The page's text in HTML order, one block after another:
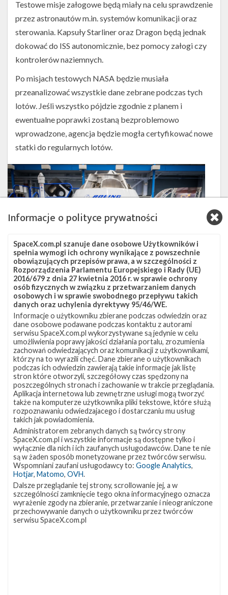
Testowe misje załogowe będą miały na celu sprawdzenie
przez astronautów m.in. systemów komunikacji oraz
sterowania. Kapsuły Starliner oraz Dragon będą jednak
dokować do ISS autonomicznie, bez pomocy załogi czy
kontrolerów naziemnych.
Po misjach testowych NASA będzie musiała
przeanalizować wszystkie dane zebrane podczas tych
lotów. Jeśli wszystko pójdzie zgodnie z planem i
ewentualne poprawki zostaną bezproblemowo
wprowadzone, agencja będzie mogła certyfikować nowe
statki do regularnych lotów.
Astronauci Josh Cassada oraz Sunita Williams na tle kapsuły CST-
100 Starliner (Źródło: NASA)
Podczas pierwszej „prawdziwej” misji Boeinga, na
pokładzie statku Starliner znajdzie się dwoje
amerykańskich astronautów – Josh Cassada oraz Sunita
Williams.
Josh A. Cassada służył w US Navy jako pilot. Jego nalot
osiągnął poziom ponad 3500 godzin na 40 typach
statków powietrznych. Dotychczas nie brał udziału w
misjach kosmicznych.
Sunita L. Williams była pilotem wojskowym, służyła w
United States Navy. W roku 1998 została
wyselekcjonowana jako astronautka NASA. Brała udział
w dwóch misjach kosmicznych. Była członkiem
Informacje o polityce prywatności
SpaceX.com.pl szanuje dane osobowe Użytkowników i
spełnia wymogi ich ochrony wynikające z powszechnie
obowiązujących przepisów prawa, a w szczególności z
Rozporządzenia Parlamentu Europejskiego i Rady (UE)
2016/679 z dnia 27 kwietnia 2016 r. w sprawie ochrony
osób fizycznych w związku z przetwarzaniem danych
osobowych i w sprawie swobodnego przepływu takich
danych oraz uchylenia dyrektywy 95/46/WE.
Informacje o użytkowniku zbierane podczas odwiedzin oraz
dane osobowe podawane podczas kontaktu z autorami
serwisu SpaceX.com.pl wykorzystywane są jedynie w celu
umożliwienia poprawy jakości działania portalu, zrozumienia
zachowań odwiedzających oraz komunikacji z użytkownikami,
którzy na to wyrazili chęć. Dane zbierane o użytkownikach
podczas ich odwiedzin zawierają takie informacje jak listę
stron które otworzyli, szczegółowy czas spędzony na
poszczególnych stronach i zachowanie w trakcie przeglądania.
Aplikacja internetowa lub zewnętrzne usługi mogą tworzyć
także na komputerze użytkownika pliki tekstowe, które służą
rozpoznawaniu odwiedzajacego i dostarczaniu mu usług
takich jak powiadomienia.
Administratorem zebranych danych są twórcy strony
SpaceX.com.pl i wszystkie informacje są dostępne tylko i
wyłącznie dla nich i ich zaufanych usługodawców. Dane te nie
są w żaden sposób monetyzowane przez twórców serwisu.
Wspomniani zaufani usługodawcy to: Google Analytics,
Hotjar, Matomo, OVH.
Dalsze przeglądanie tej strony, scrollowanie jej, a w
szczególności zamknięcie tego okna informacyjnego oznacza
wyrażenie zgody na zbieranie, przetwarzanie i nieograniczone
przechowywanie danych o użytkowniku przez twórców
serwisu SpaceX.com.pl